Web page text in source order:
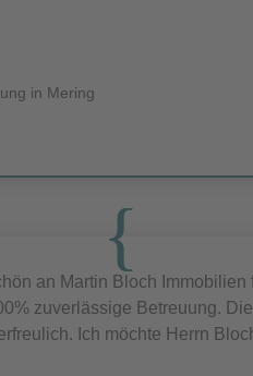
in Mering
an Martin Bloch
zuverlässige Betreuung.
Ich möchte Herrn